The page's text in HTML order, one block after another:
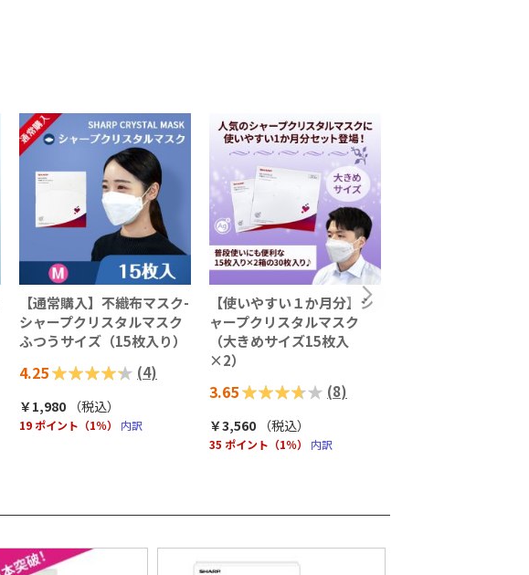
【通常購入】不織布マスク-
シャープクリスタルマスク
ふつうサイズ（15枚入り）
評価:
4.25
85%
(4)
￥1,980 （税込）
19 ポイント（1％） 内訳
【使いやすい１か月分】シ
ャープクリスタルマスク
（大きめサイズ15枚入
×2）
評価:
3.65
73%
(8)
￥3,560 （税込）
35 ポイント（1％） 内訳